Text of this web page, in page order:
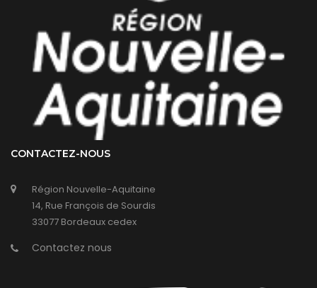
CONTACTEZ-NOUS
Région Nouvelle-Aquitaine
14, Rue François de Sourdis
33077 Bordeaux cedex
Contactez nous